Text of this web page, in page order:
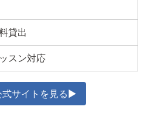
貸出
スン対応
式サイトを見る▶